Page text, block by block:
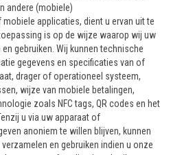
andere (mobiele)
applicaties, dient u ervan uit te
is op de wijze waarop wij uw
gebruiken. Wij kunnen technische
gegevens en specificaties van of
drager of operationeel systeem,
wijze van mobiele betalingen,
zoals NFC tags, QR codes en het
u via uw apparaat of
anoniem te willen blijven, kunnen
en gebruiken indien u onze